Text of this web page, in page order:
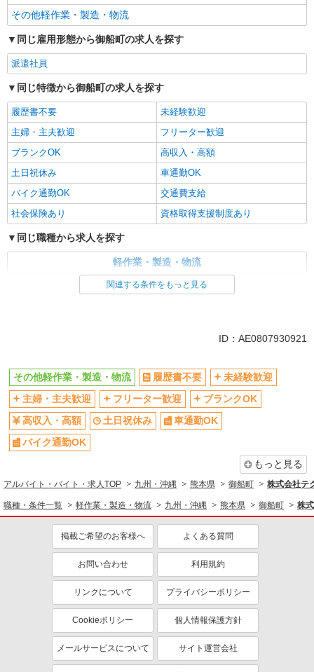
その他軽作業・製造・物流
同じ雇用形態から御船町の求人を探す
派遣社員
同じ特徴から御船町の求人を探す
履歴書不要
未経験歓迎
主婦・主夫歓迎
フリーター歓迎
ブランクOK
高収入・高額
土日祝休み
車通勤OK
バイク通勤OK
交通費支給
社会保険あり
資格取得支援制度あり
同じ職種から求人を探す
軽作業・製造・物流
同じ特徴から求人を探す関連する条件をもっと見る
ID：AE0807930921
その他軽作業・製造・物流 履歴書不要
未経験歓迎
主婦・主夫歓迎
フリーター歓迎
ブランクOK
高収入・高額
土日祝休み
車通勤OK
バイク通勤OK
もっと見る
アルバイト・バイト・求人TOP 九州・沖縄 熊本県 御船町 株式会社テ
職種・条件一覧 軽作業・製造・物流 九州・沖縄 熊本県 御船町 株
掲載ご希望のお客様へ よくある質問
お問い合わせ 利用規約
リンクについて プライバシーポリシー
Cookieポリシー 個人情報保護方針
メールサービスについて サイト運営会社